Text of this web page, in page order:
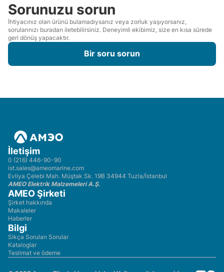
Sorunuzu sorun
İhtiyacınız olan ürünü bulamadıysanız veya zorluk yaşıyorsanız,
sorularınızı buradan iletebilirsiniz. Deneyimli ekibimiz, size en kısa sürede
geri dönüş yapacaktır.
Bir soru sorun
İletişim
0 (216) 446-90-90
ist.sales@ameomarine.com
Evliya Çelebi Mah. Müştak Sk. 19B 34944 Tuzla/İstanbul
AMEO Elektrik Malzemeleri A.Ş.
AMEO Şirketi
Şirket hakkında
Makaleler
Haberler
Bilgi
Sikça Sorulan Sorular
Kataloglar
Teslimat ve ödeme